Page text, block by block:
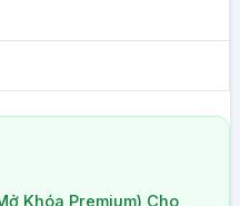
Khóa Premium) Cho